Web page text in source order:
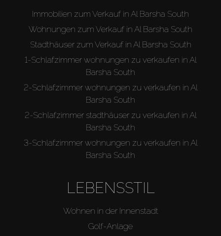
Immobilien zum Verkauf in Al Barsha South
Wohnungen zum Verkauf in Al Barsha South
Stadthäuser zum Verkauf in Al Barsha South
1-Schlafzimmer wohnungen zu verkaufen in Al
Barsha South
2-Schlafzimmer wohnungen zu verkaufen in Al
Barsha South
2-Schlafzimmer stadthäuser zu verkaufen in Al
Barsha South
3-Schlafzimmer wohnungen zu verkaufen in Al
Barsha South
LEBENSSTIL
Wohnen in der Innenstadt
Golf-Anlage